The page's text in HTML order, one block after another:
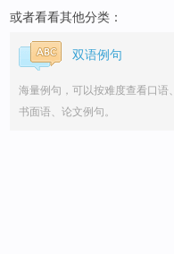
或者看看其他分类：
双语例句
海量例句，可以按难度查看口语、
书面语、论文例句。